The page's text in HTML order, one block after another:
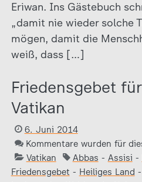
Eriwan. Ins Gästebuch
„damit nie wieder solche
mögen, damit die
weiß, dass […]
Friedensgebet
Vatikan
6. Juni 2014
Kommentare wurden für
Vatikan
Abbas - Assisi -
Friedensgebet - Heiliges Land -